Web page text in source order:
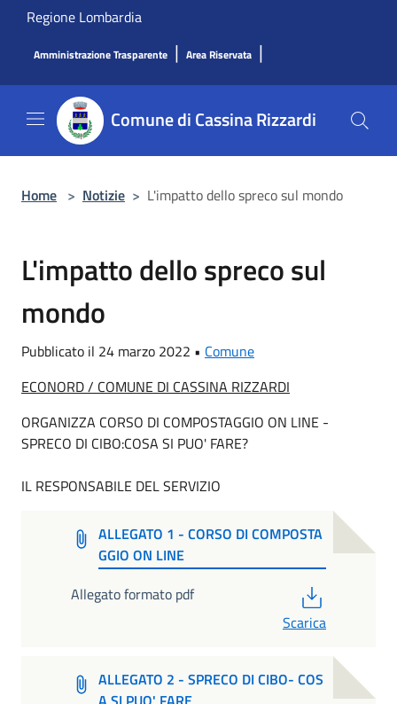
Salta al contenuto principale
Regione Lombardia
Amministrazione Trasparente | Area Riservata |
Comune di Cassina Rizzardi
Home > Notizie > L'impatto dello spreco sul mondo
L'impatto dello spreco sul
mondo
Pubblicato il 24 marzo 2022 • Comune
ECONORD / COMUNE DI CASSINA RIZZARDI
ORGANIZZA CORSO DI COMPOSTAGGIO ON LINE -
SPRECO DI CIBO:COSA SI PUO' FARE?
IL RESPONSABILE DEL SERVIZIO
ALLEGATO 1 - CORSO DI COMPOSTA
GGIO ON LINE
Allegato formato pdf
Scarica
ALLEGATO 2 - SPRECO DI CIBO- COS